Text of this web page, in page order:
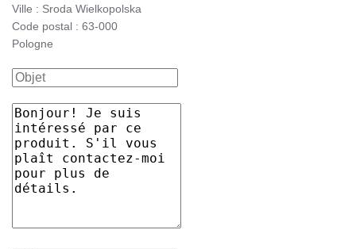
Ville : Sroda Wielkopolska
Code postal : 63-000
Pologne